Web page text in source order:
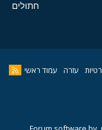
חתולים
עזרה עמוד ראשי